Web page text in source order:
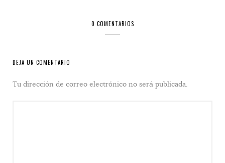
0 COMENTARIOS
DEJA UN COMENTARIO
Tu dirección de correo electrónico no será publicada.